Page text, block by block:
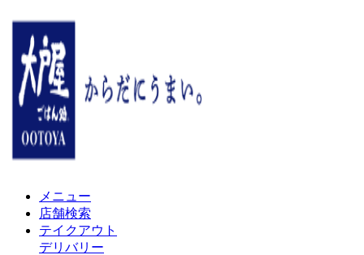
メニュー
店舗検索
テイクアウト
デリバリー